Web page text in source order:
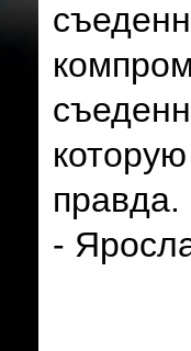
-